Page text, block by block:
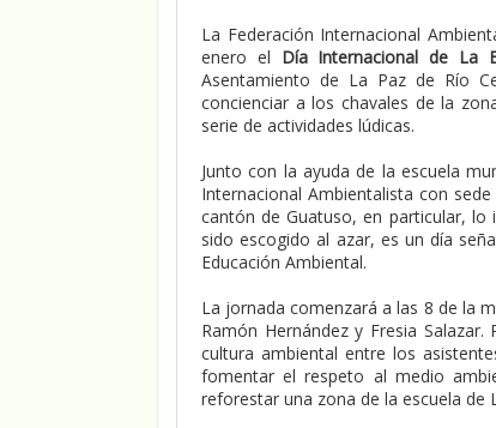
La Federación Internacional
enero el Día Internacional de La
Asentamiento de La Paz de Río
concienciar a los chavales de la
serie de actividades lúdicas.
Junto con la ayuda de la escuela
Internacional Ambientalista con
cantón de Guatuso, en particular,
sido escogido al azar, es un día
Educación Ambiental.
La jornada comenzará a las 8 de la
Ramón Hernández y Fresia
cultura ambiental entre los
fomentar el respeto al medio
reforestar una zona de la escuela de